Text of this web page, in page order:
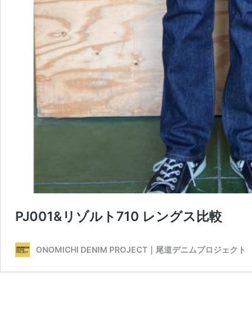
PJ001&リゾルト710 レングス比較
ONOMICHI DENIM PROJECT｜尾道デニムプロジェクト